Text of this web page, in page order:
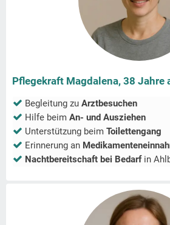
Pflegekraft Magdalena, 38 Jahre
Begleitung zu Arztbesuchen
Hilfe beim An- und Ausziehen
Unterstützung beim Toilettengang
Erinnerung an
Nachtbereitschaft bei Bedarfin